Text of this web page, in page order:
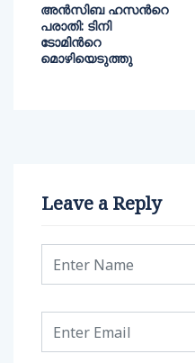
അന്‍സിബ ഹസന്‍റെ
പരാതി: ടിനി
ടോമിന്‍റെ
മൊഴിയെടുത്തു
Leave a Reply